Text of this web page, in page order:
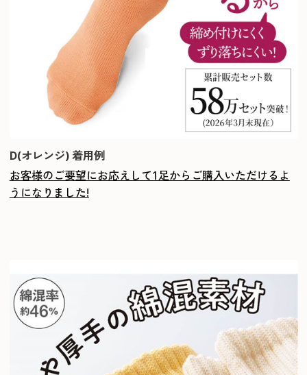
D(オレンジ) 着用例
お客様のご要望にお応えして1足からご購入いただけるよ
うになりました!